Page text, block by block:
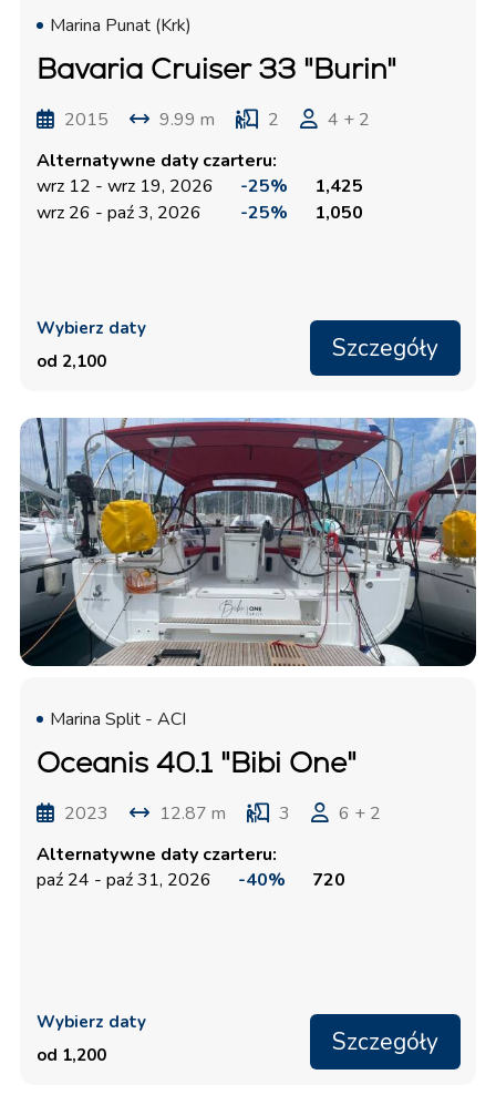
Marina Punat (Krk)
Bavaria Cruiser 33 "Burin"
2015 9.99 m 2
4 + 2
Alternatywne daty czarteru:
wrz 12 - wrz 19, 2026
-25%
1,425
wrz 26 - paź 3, 2026
-25% 1,050
Wybierz daty
od 2,100
Szczegóły
Marina Split - ACI
Oceanis 40.1 "Bibi One"
2023 12.87 m 3
6 + 2
Alternatywne daty czarteru:
paź 24 - paź 31, 2026
-40% 720
Wybierz daty
od 1,200
Szczegóły